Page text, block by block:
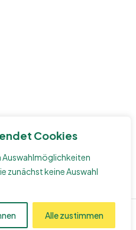
Cookies
Auswahlmöglichkeiten
zunächst keine Auswahl
Alle zustimmen